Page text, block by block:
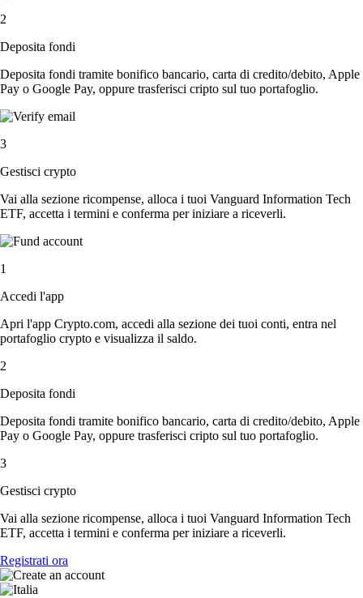
2
Deposita fondi
Deposita fondi tramite bonifico bancario, carta di credito/debito, Apple
Pay o Google Pay, oppure trasferisci cripto sul tuo portafoglio.
3
Gestisci crypto
Vai alla sezione ricompense, alloca i tuoi Vanguard Information Tech
ETF, accetta i termini e conferma per iniziare a riceverli.
1
Accedi l'app
Apri l'app Crypto.com, accedi alla sezione dei tuoi conti, entra nel
portafoglio crypto e visualizza il saldo.
2
Deposita fondi
Deposita fondi tramite bonifico bancario, carta di credito/debito, Apple
Pay o Google Pay, oppure trasferisci cripto sul tuo portafoglio.
3
Gestisci crypto
Vai alla sezione ricompense, alloca i tuoi Vanguard Information Tech
ETF, accetta i termini e conferma per iniziare a riceverli.
Registrati ora